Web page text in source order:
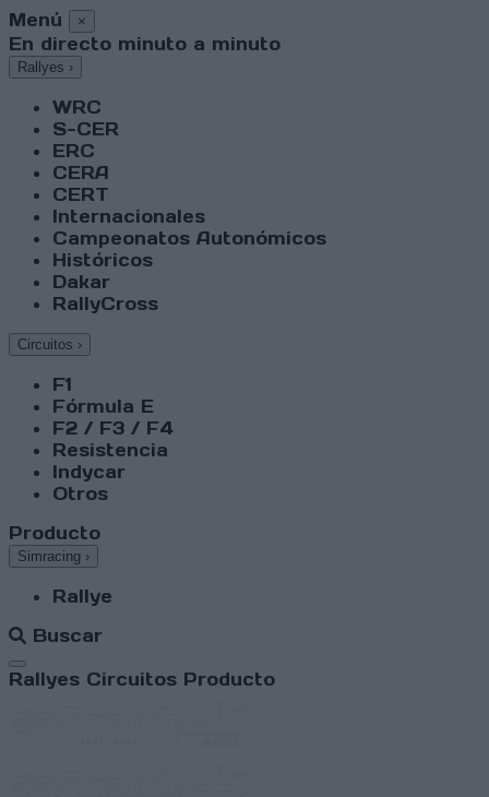
Menú ×
En directo minuto a minuto
Rallyes ›
WRC
S-CER
ERC
CERA
CERT
Internacionales
Campeonatos Autonómicos
Históricos
Dakar
RallyCross
Circuitos ›
F1
Fórmula E
F2 / F3 / F4
Resistencia
Indycar
Otros
Producto
Simracing ›
Rallye
Buscar
Abrir menú
Rallyes Circuitos Producto